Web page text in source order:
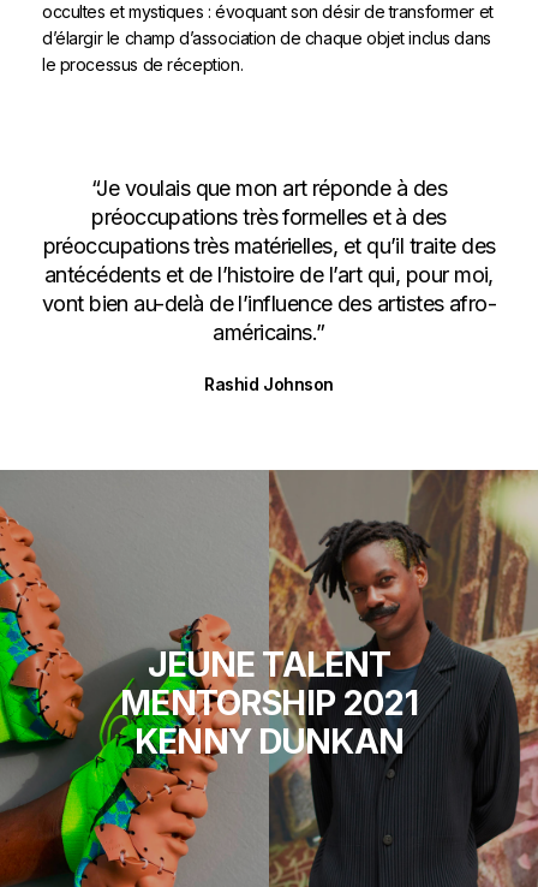
occultes et mystiques : évoquant son désir de transformer et
d’élargir le champ d’association de chaque objet inclus dans
le processus de réception.
“Je voulais que mon art réponde à des
préoccupations très formelles et à des
préoccupations très matérielles, et qu’il traite des
antécédents et de l’histoire de l’art qui, pour moi,
vont bien au-delà de l’influence des artistes afro-
américains.”
Rashid Johnson
JEUNE TALENT
MENTORSHIP 2021
KENNY DUNKAN